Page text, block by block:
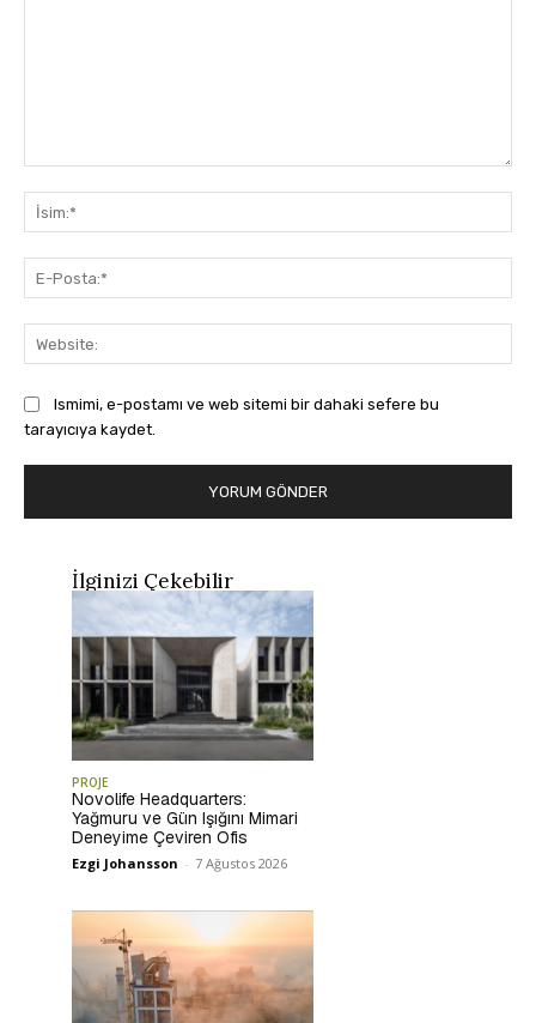
Ismimi, e-postamı ve web sitemi bir dahaki sefere bu
tarayıcıya kaydet.
İlginizi Çekebilir
PROJE
Novolife Headquarters:
Yağmuru ve Gün Işığını Mimari
Deneyime Çeviren Ofis
Ezgi Johansson - 7 Ağustos 2026